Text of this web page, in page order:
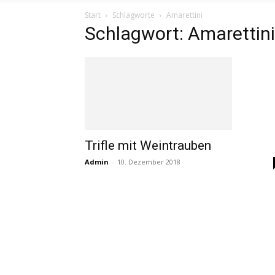
Start Schlagworte Amarettini
Schlagwort: Amarettini
Trifle mit Weintrauben
Admin - 10. Dezember 2018